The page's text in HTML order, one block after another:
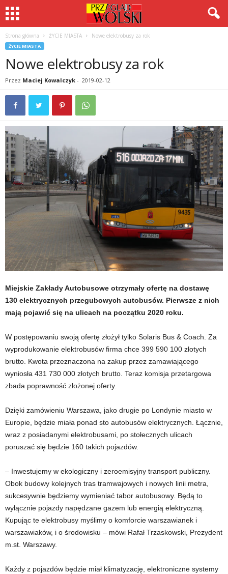
Strona główna ŻYCIE MIASTA Nowe elektrobusy za rok
ŻYCIE MIASTA
Nowe elektrobusy za rok
Przez Maciej Kowalczyk - 2019-02-12
Miejskie Zakłady Autobusowe otrzymały ofertę na dostawę
130 elektrycznych przegubowych autobusów. Pierwsze z nich
mają pojawić się na ulicach na początku 2020 roku.
W postępowaniu swoją ofertę złożył tylko Solaris Bus & Coach. Za
wyprodukowanie elektrobusów firma chce 399 590 100 złotych
brutto. Kwota przeznaczona na zakup przez zamawiającego
wyniosła 431 730 000 złotych brutto. Teraz komisja przetargowa
zbada poprawność złożonej oferty.
Dzięki zamówieniu Warszawa, jako drugie po Londynie miasto w
Europie, będzie miała ponad sto autobusów elektrycznych. Łącznie,
wraz z posiadanymi elektrobusami, po stołecznych ulicach
poruszać się będzie 160 takich pojazdów.
– Inwestujemy w ekologiczny i zeroemisyjny transport publiczny.
Obok budowy kolejnych tras tramwajowych i nowych linii metra,
sukcesywnie będziemy wymieniać tabor autobusowy. Będą to
wyłącznie pojazdy napędzane gazem lub energią elektryczną.
Kupując te elektrobusy myślimy o komforcie warszawianek i
warszawiaków, i o środowisku – mówi Rafał Trzaskowski, Prezydent
m.st. Warszawy.
Każdy z pojazdów będzie miał klimatyzację, elektroniczne systemy